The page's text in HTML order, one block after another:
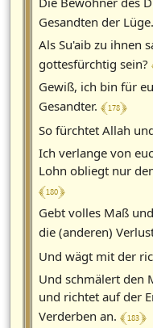
Gesandten der Lüge.
Als Su'aib zu ihnen
gottesfürchtig sein?
Gewiß, ich bin für
Gesandter. ﴾ 178 ﴿
So fürchtet Allah
Ich verlange von
Lohn obliegt nur
﴾ 180 ﴿
Gebt volles Maß
die (anderen)
Und wägt mit der
Und schmälert den
und richtet auf der
Verderben an. ﴾ 183 ﴿